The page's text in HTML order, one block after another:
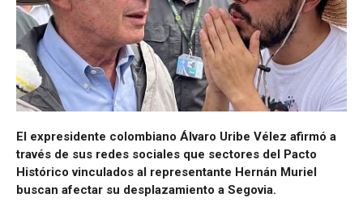
El expresidente colombiano Álvaro Uribe Vélez afirmó a
través de sus redes sociales que sectores del Pacto
Histórico vinculados al representante Hernán Muriel
buscan afectar su desplazamiento a Segovia.